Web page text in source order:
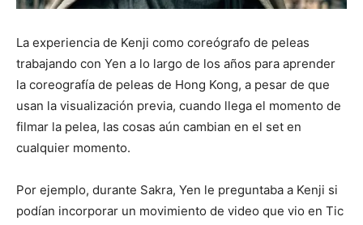
La experiencia de Kenji como coreógrafo de peleas
trabajando con Yen a lo largo de los años para aprender
la coreografía de peleas de Hong Kong, a pesar de que
usan la visualización previa, cuando llega el momento de
filmar la pelea, las cosas aún cambian en el set en
cualquier momento.
Por ejemplo, durante Sakra, Yen le preguntaba a Kenji si
podían incorporar un movimiento de video que vio en Tic